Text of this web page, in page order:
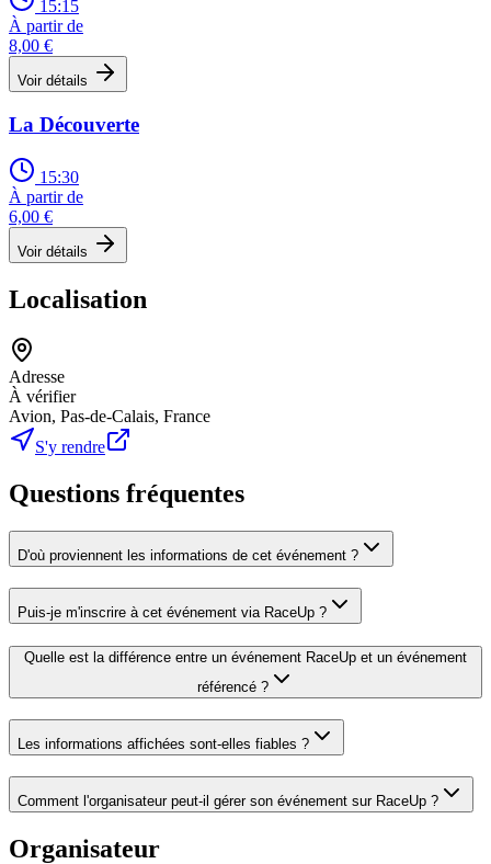
15:15
À partir de
8,00 €
Voir détails
La Découverte
15:30
À partir de
6,00 €
Voir détails
Localisation
Adresse
À vérifier
Avion, Pas-de-Calais, France
S'y rendre
Questions fréquentes
D'où proviennent les informations de cet événement ?
Puis-je m'inscrire à cet événement via RaceUp ?
Quelle est la différence entre un événement RaceUp et un événement
référencé ?
Les informations affichées sont-elles fiables ?
Comment l'organisateur peut-il gérer son événement sur RaceUp ?
Organisateur